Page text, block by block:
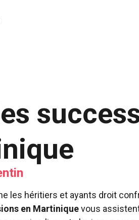
les héritiers et ayants droit
en Martiniquevous